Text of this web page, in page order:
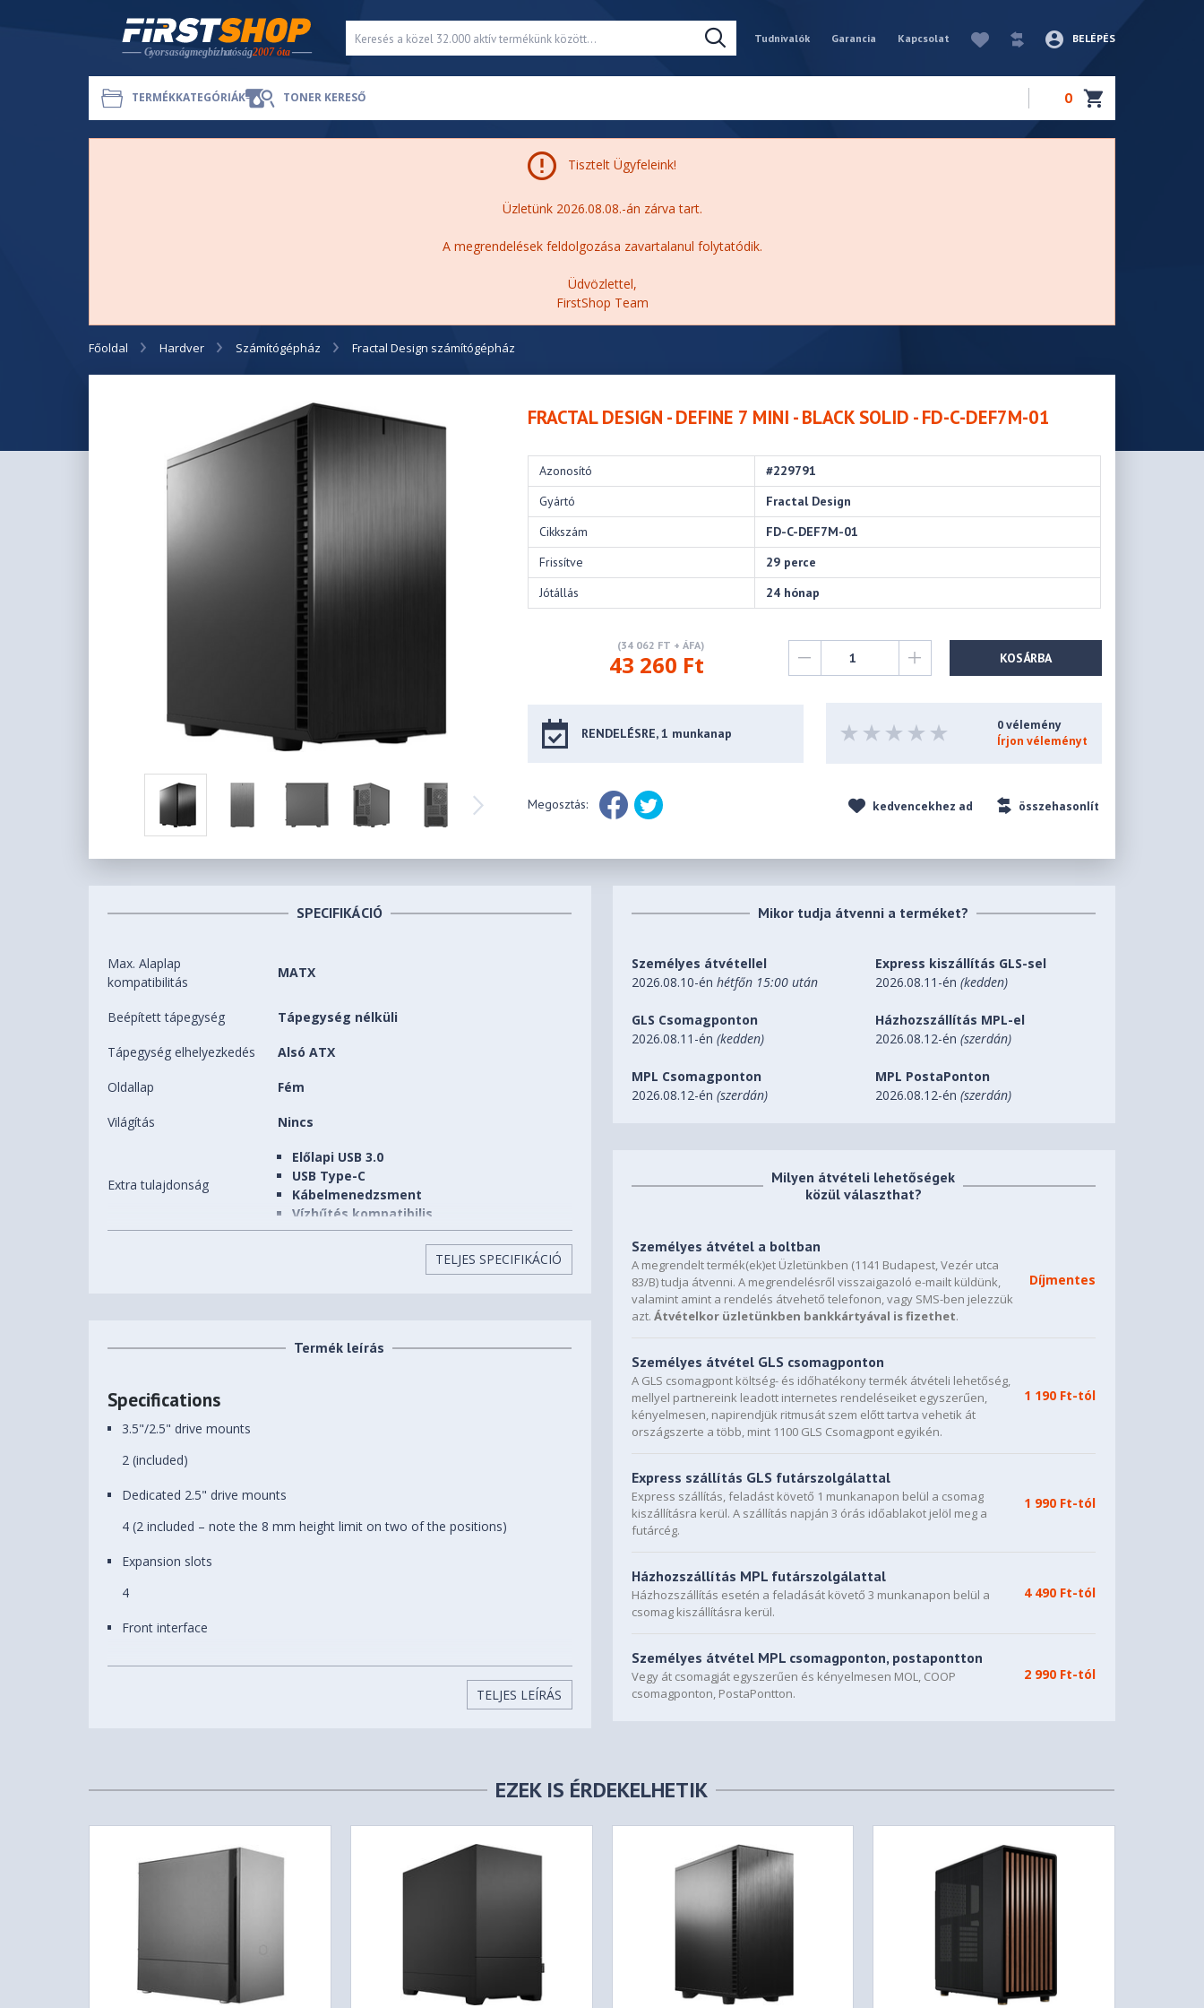
Tudnivalók Garancia Kapcsolat BELÉPÉS
TERMÉKKATEGÓRIÁK TONER KERESŐ 0
Tisztelt Ügyfeleink!
Üzletünk 2026.08.08.-án zárva tart.
A megrendelések feldolgozása zavartalanul folytatódik.
Üdvözlettel,
FirstShop Team
Főoldal Hardver Számítógépház Fractal Design számítógépház
FRACTAL DESIGN - DEFINE 7 MINI - BLACK SOLID - FD-C-DEF7M-01
Azonosító
#229791
Gyártó
Fractal Design
Cikkszám
FD-C-DEF7M-01
Frissítve
29 perce
Jótállás
24 hónap
(34 062 FT + ÁFA)
43 260 Ft KOSÁRBA
RENDELÉSRE, 1 munkanap
0 vélemény
Írjon véleményt
Megosztás: kedvencekhez ad összehasonlít
SPECIFIKÁCIÓ
Max. Alaplap
kompatibilitás
MATX
Beépített tápegység Tápegység nélküli
Tápegység elhelyezkedés Alsó ATX
Oldallap Fém
Világítás Nincs
Extra tulajdonság
Előlapi USB 3.0
USB Type-C
Kábelmenedzsment
Vízhűtés kompatibilis
4 db
Előlapi (5,25") bővítőhelyek
száma
ventilátorok(12CM) száma
7 db
Processzorhűtő maximális
Videokártya maximális
TELJES SPECIFIKÁCIÓ
Termék leírás
Specifications
3.5"/2.5" drive mounts
2 (included)
Dedicated 2.5" drive mounts
4 (2 included – note the 8 mm height limit on two of the positions)
Expansion slots
4
Front interface
3x 120/ 2x 140 mm (1x Dynamic X2 GP-14 included)
Top fan
2x 120/140 mm
Bottom fan
1x 120 mm (requires HDD Cage to be removed)
TELJES LEÍRÁS
Mikor tudja átvenni a terméket?
Személyes átvétellel
2026.08.10-énhétfőn 15:00 után
Express kiszállítás GLS-sel
2026.08.11-én (kedden)
GLS Csomagponton
2026.08.11-én(kedden)
Házhozszállítás MPL-el
2026.08.12-én (szerdán)
MPL Csomagponton
2026.08.12-én(szerdán)
MPL PostaPonton
2026.08.12-én (szerdán)
Milyen átvételi lehetőségek
közül választhat?
Személyes átvétel a boltban
A megrendelt termék(ek)et Üzletünkben (1141 Budapest, Vezér utca
83/B) tudja átvenni. A megrendelésről visszaigazoló e-mailt küldünk,
valamint amint a rendelés átvehető telefonon, vagy SMS-ben jelezzük
azt.Átvételkor üzletünkben bankkártyával is fizethet.
Díjmentes
Személyes átvétel GLS csomagponton
A GLS csomagpont költség- és időhatékony termék átvételi lehetőség,
mellyel partnereink leadott internetes rendeléseiket egyszerűen,
kényelmesen, napirendjük ritmusát szem előtt tartva vehetik át
országszerte a több, mint 1100 GLS Csomagpont egyikén.
1 190 Ft-tól
Express szállítás GLS futárszolgálattal
Express szállítás, feladást követő 1 munkanapon belül a csomag
kiszállításra kerül. A szállítás napján 3 órás időablakot jelöl meg a
futárcég.
1 990 Ft-tól
Házhozszállítás MPL futárszolgálattal
Házhozszállítás esetén a feladását követő 3 munkanapon belül a
csomag kiszállításra kerül.
4 490 Ft-tól
Személyes átvétel MPL csomagponton, postapontton
Vegy át csomagját egyszerűen és kényelmesen MOL, COOP
csomagponton, PostaPontton.
2 990 Ft-tól
EZEK IS ÉRDEKELHETIK